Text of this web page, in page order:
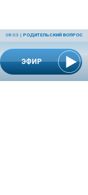
ЭФИР
08:03 | РОДИТЕЛЬСКИЙ ВОПРОС